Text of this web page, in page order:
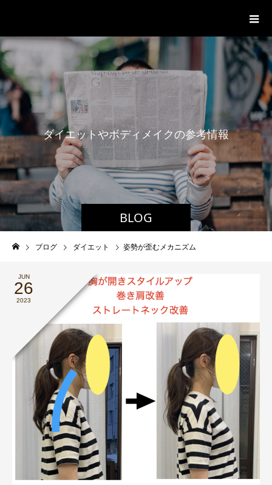
BLOG
ダイエットやボディメイクの参考情報
ブログ ダイエット 姿勢が歪むメカニズム
JUN
26
2023